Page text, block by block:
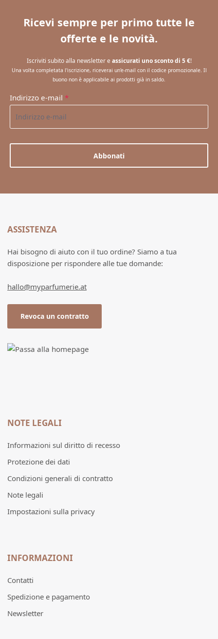
Ricevi sempre per primo tutte le
offerte e le novità.
Iscriviti subito alla newsletter e assicurati uno sconto di 5 €!
Una volta completata l'iscrizione, riceverai un'e-mail con il codice promozionale. Il
buono non è applicabile ai prodotti già in saldo.
Indirizzo e-mail *
Abbonati
ASSISTENZA
Hai bisogno di aiuto con il tuo ordine? Siamo a tua
disposizione per rispondere alle tue domande:
hallo@myparfumerie.at
Revoca un contratto
NOTE LEGALI
Informazioni sul diritto di recesso
Protezione dei dati
Condizioni generali di contratto
Note legali
Impostazioni sulla privacy
INFORMAZIONI
Contatti
Spedizione e pagamento
Newsletter